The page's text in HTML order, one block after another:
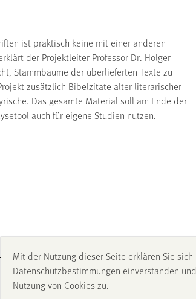
ist praktisch keine mit einer anderen
der Projektleiter Professor Dr. Holger
Stammbäume der überlieferten Texte zu
zusätzlich Bibelzitate alter literarischer
Das gesamte Material soll am Ende der
auch für eigene Studien nutzen.
editiocriticamaior.html
Mit der Nutzung dieser Seite erklären Sie sich
Datenschutzbestimmungen einverstanden
Nutzung von Cookies zu.